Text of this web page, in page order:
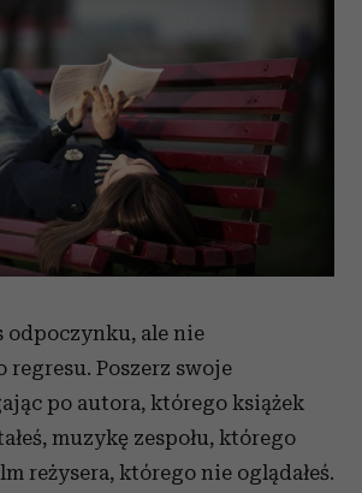
odpoczynku, ale nie
Poszerz swoje
po autora, którego książek
muzykę zespołu, którego
reżysera, którego nie oglądałeś.